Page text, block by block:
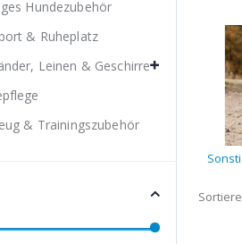
Hundezubehör
& Ruheplatz
Leinen & Geschirre
& Trainingszubehör